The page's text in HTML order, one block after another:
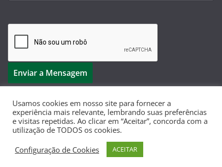
Copyright © 2026Dá-Lhe Palestra
reservados.
Tema:ColorMagpor ThemeGrill. Powered by
Usamos cookies em nosso site para fornecer a
experiência mais relevante, lembrando suas preferências
e visitas repetidas. Ao clicar em “Aceitar”, concorda com a
utilização de TODOS os cookies.
Configuração de Cookies
ACEITAR